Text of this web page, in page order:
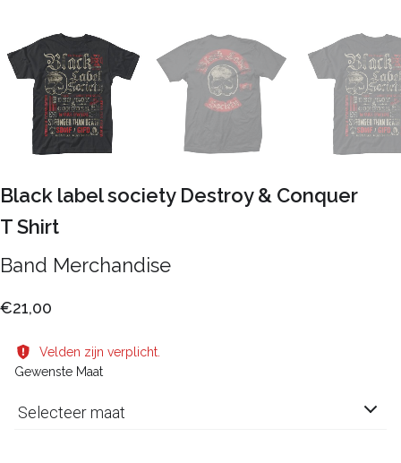
Black label society Destroy & Conquer
T Shirt
Band Merchandise
€21,00
Velden zijn verplicht.
Gewenste Maat
Selecteer maat